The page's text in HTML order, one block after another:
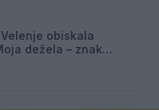
obiskala
dežela – znak